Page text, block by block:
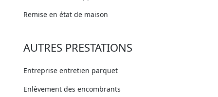
Remise en état de maison
AUTRES PRESTATIONS
Entreprise entretien parquet
Enlèvement des encombrants